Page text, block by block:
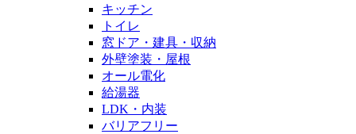
キッチン
トイレ
窓ドア・建具・収納
外壁塗装・屋根
オール電化
給湯器
LDK・内装
バリアフリー